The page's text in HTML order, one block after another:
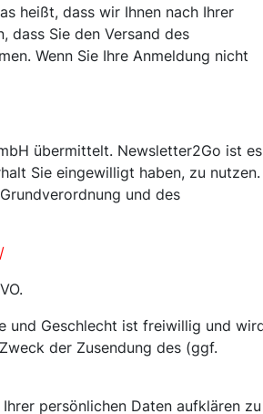
heißt, dass wir Ihnen nach Ihrer
dass Sie den Versand des
Wenn Sie Ihre Anmeldung nicht
übermittelt. Newsletter2Go ist es
Sie eingewilligt haben, zu nutzen.
und des
und Geschlecht ist freiwillig und
der Zusendung des (ggf.
persönlichen Daten aufklären zu